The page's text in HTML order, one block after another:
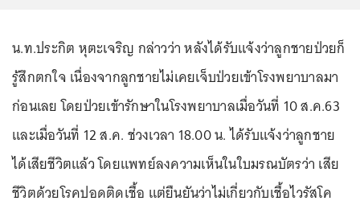
น.ท.ประกิต หุตะเจริญ กล่าวว่า หลังได้รับแจ้งว่าลูกชายป่วยก็
รู้สึกตกใจ เนื่องจากลูกชายไม่เคยเจ็บป่วยเข้าโรงพยาบาลมา
ก่อนเลย โดยป่วยเข้ารักษาในโรงพยาบาลเมื่อวันที่ 10 ส.ค.63
และเมื่อวันที่ 12 ส.ค. ช่วงเวลา 18.00 น. ได้รับแจ้งว่าลูกชาย
ได้เสียชีวิตแล้ว โดยแพทย์ลงความเห็นในใบมรณบัตรว่า เสีย
ชีวิตด้วยโรคปอดติดเชื้อ แต่ยืนยันว่าไม่เกี่ยวกับเชื้อไวรัสโค